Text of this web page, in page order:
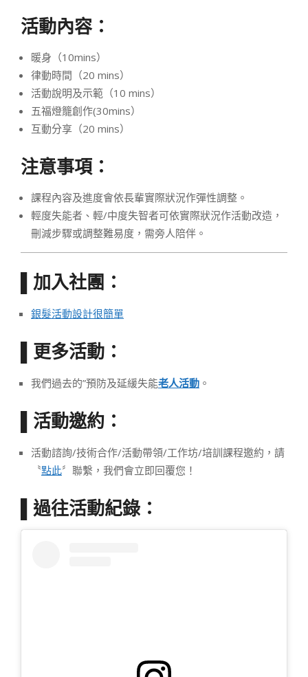
活動內容：
暖身（10mins）
律動時間（20 mins）
活動說明及示範（10 mins）
五福燈籠創作(30mins）
互動分享（20 mins）
注意事項：
課程內容及進度會依長輩實際狀況作彈性調整。
輕度失能者、輕/中度失智者可依實際狀況作活動改造，
刪減步驟或調整難易度，需旁人陪伴。
加入社團：
銀髮活動設計很簡單
更多活動：
我們過去的”預防及延緩失能老人活動 。
活動邀約：
活動諮詢/技術合作/活動帶領/工作坊/培訓課程邀約，請
〝點此〞聯繫，我們會立即回覆您！
▌過往活動紀錄：